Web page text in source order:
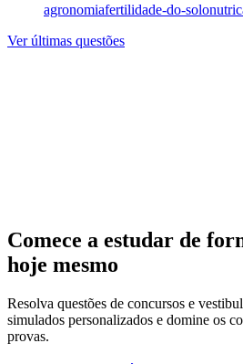
agronomiafertilidade-do-solo
Ver últimas questões
Comece a estudar de
hoje mesmo
Resolva questões de concursos e
simulados personalizados e domine os
provas.